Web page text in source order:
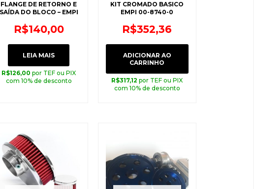
FLANGE DE RETORNO E
SAÍDA DO BLOCO – EMPI
R$140,00
LEIA MAIS
R$126,00 por TEF ou PIX
com 10% de desconto
KIT CROMADO BASICO
EMPI 00-8740-0
R$352,36
ADICIONAR AO
CARRINHO
R$317,12 por TEF ou PIX
com 10% de desconto
original
era:
R$699,08.
atual
é:
R$630,00.